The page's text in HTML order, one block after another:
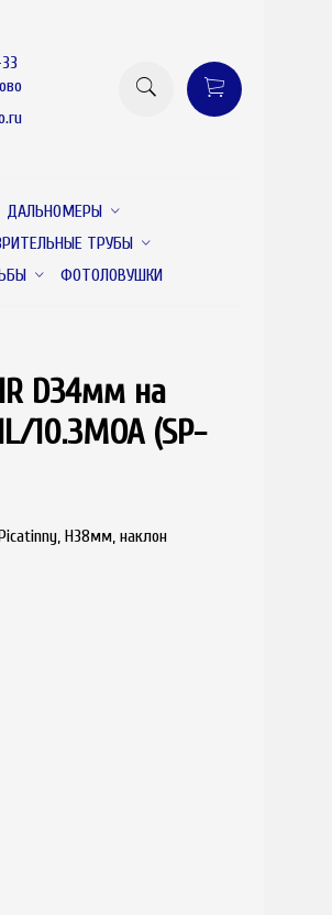
ДАЛЬНОМЕРЫ
ТРУБЫ
ФОТОЛОВУШКИ
D34мм на
10.3MOA (SP-
H38мм, наклон